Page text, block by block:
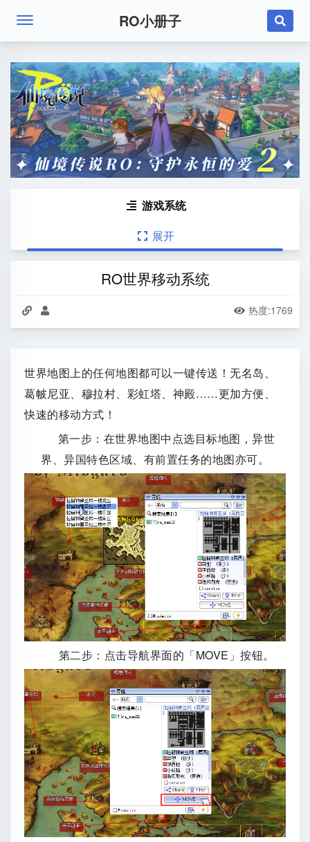

RO小册子
 游戏系统
 展开
RO世界移动系统
   热度:1769
世界地图上的任何地图都可以一键传送！无名岛、
葛帔尼亚、穆拉村、彩虹塔、神殿……更加方便、
快速的移动方式！
第一步：在世界地图中点选目标地图，异世
界、异国特色区域、有前置任务的地图亦可。
第二步：点击导航界面的「MOVE」按钮。